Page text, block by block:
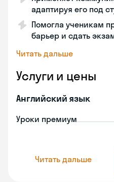
адаптируя его под
Помогла ученикам
барьер и сдать
Читать дальше
Услуги и цены
Английский язык
Уроки премиум
Читать дальше